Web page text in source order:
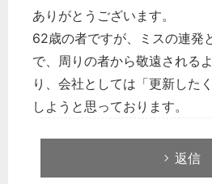
ありがとうございます。
62歳の者ですが、ミスの連発
で、周りの者から敬遠される
り、会社としては「更新した
しようと思っております。
返信